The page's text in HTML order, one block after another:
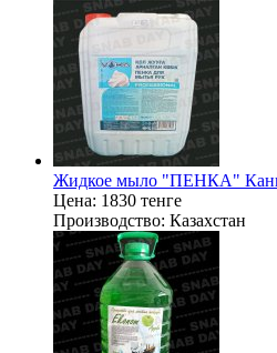
Жидкое мыло "ПЕНКА"
Цена: 1830 тенге
Производство: Казахстан